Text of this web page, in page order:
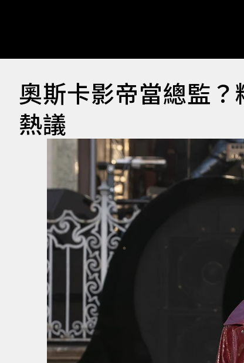
奧斯卡影帝當總監
熱議